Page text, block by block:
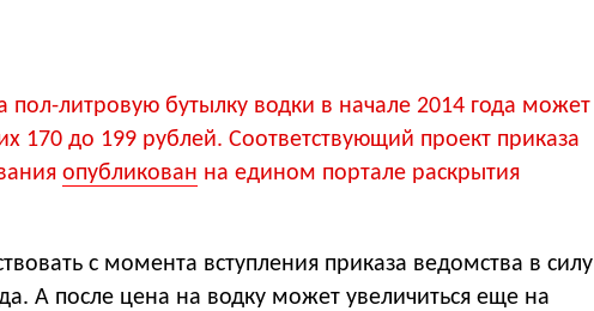
литровую бутылку водки в начале 2014 года может
170 до 199 рублей. Соответствующий проект приказа
опубликован на едином портале раскрытия
с момента вступления приказа ведомства в силу
А после цена на водку может увеличиться еще на